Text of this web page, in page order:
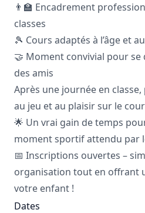
👨‍🏫 Encadrement
classes
🎾 Cours adaptés à l’âge et
🤝 Moment convivial pour
des amis
Après une journée en
au jeu et au plaisir sur le
🌟 Un vrai gain de temps
moment sportif attendu par
📅 Inscriptions ouvertes –
organisation tout en offrant
votre enfant !
Dates